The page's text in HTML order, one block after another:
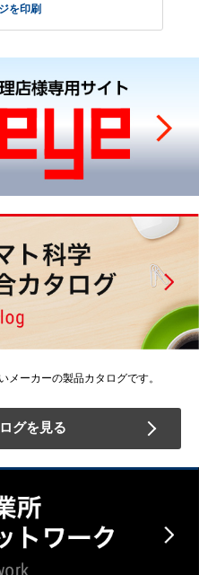
を印刷
メーカーの製品カタログです。
グを見る